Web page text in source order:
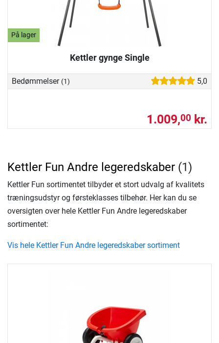
På lager
Kettler gynge Single
Bedømmelser (1) 5,0
1.009,00 kr.
Kettler Fun Andre legeredskaber (1)
Kettler Fun sortimentet tilbyder et stort udvalg af kvalitets
træningsudstyr og førsteklasses tilbehør. Her kan du se
oversigten over hele Kettler Fun Andre legeredskaber
sortimentet:
Vis hele Kettler Fun Andre legeredskaber sortiment